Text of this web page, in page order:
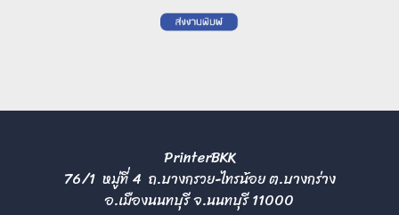
PrinterBKK
76/1 หมู่ที่ 4 ถ.บางกรวย-ไทรน้อย ต.บางกร่าง
อ.เมืองนนทบุรี จ.นนทบุรี 11000